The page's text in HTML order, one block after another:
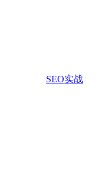
SEO实战